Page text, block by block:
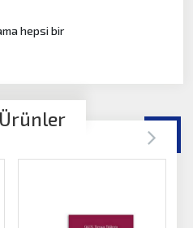
hepsi bir